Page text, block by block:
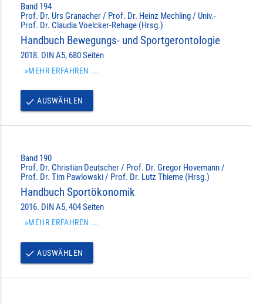
Band 194
Prof. Dr. Urs Granacher / Prof. Dr. Heinz Mechling / Univ.-
Prof. Dr. Claudia Voelcker-Rehage (Hrsg.)
Handbuch Bewegungs- und Sportgerontologie
2018. DIN A5, 680 Seiten
»MEHR ERFAHREN ...
done AUSWÄHLEN
Band 190
Prof. Dr. Christian Deutscher / Prof. Dr. Gregor Hovemann /
Prof. Dr. Tim Pawlowski / Prof. Dr. Lutz Thieme (Hrsg.)
Handbuch Sportökonomik
2016. DIN A5, 404 Seiten
»MEHR ERFAHREN ...
done AUSWÄHLEN